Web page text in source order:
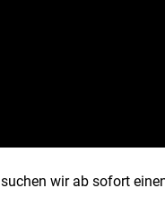
suchen wir ab sofort